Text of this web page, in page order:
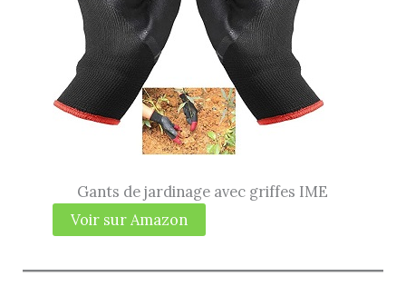
Gants de jardinage avec griffes IME
Voir sur Amazon